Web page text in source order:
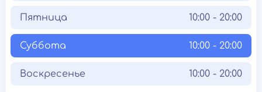
Пятница 10:00 - 20:00
Суббота 10:00 - 20:00
Воскресенье 10:00 - 20:00